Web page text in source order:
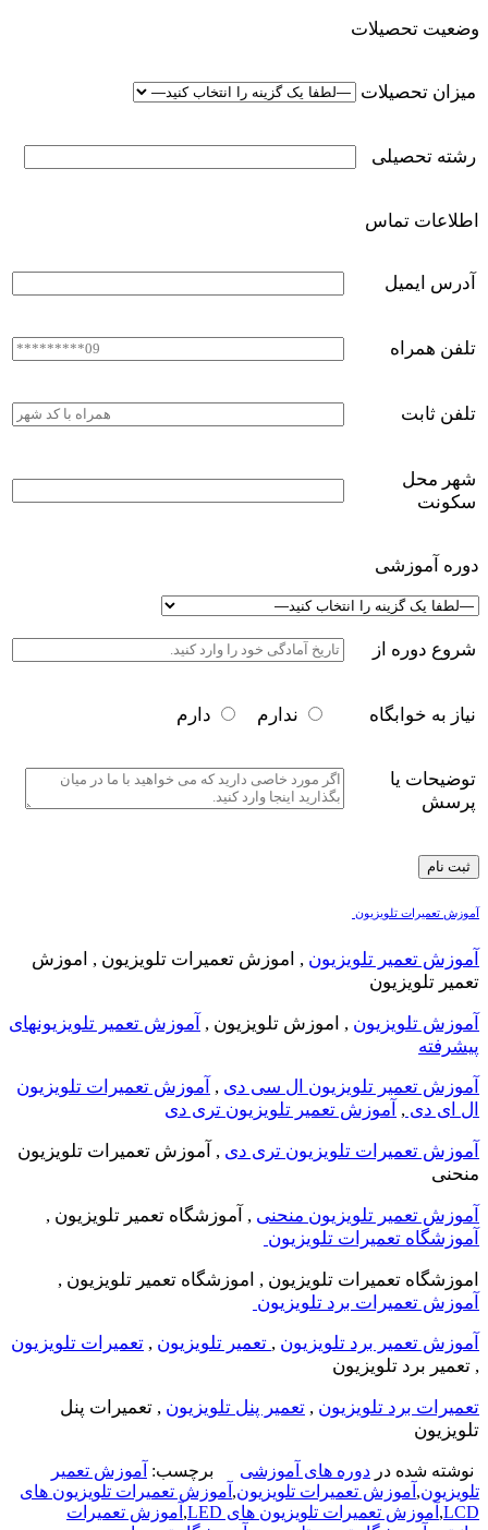
وضعیت تحصیلات
میزان تحصیلات
رشته تحصیلی
اطلاعات تماس
آدرس ایمیل
تلفن همراه
تلفن ثابت
شهر محل
سکونت
دوره آموزشی
شروع دوره از
نیاز به خوابگاه ندارم دارم
توضیحات یا
پرسش
آموزش تعمیرات تلویزیون
آموزش تعمیر تلویزیون , اموزش تعمیرات تلویزیون , اموزش
تعمیر تلویزیون
آموزش تلویزیون , اموزش تلویزیون , آموزش تعمیر تلویزیونهای
پیشرفته
آموزش تعمیر تلویزیون ال سی دی , آموزش تعمیرات تلویزیون
ال ای دی , آموزش تعمیر تلویزیون تری دی
آموزش تعمیرات تلویزیون تری دی , آموزش تعمیرات تلویزیون
منحنی
آموزش تعمیر تلویزیون منحنی , آموزشگاه تعمیر تلویزیون ,
آموزشگاه تعمیرات تلویزیون
اموزشگاه تعمیرات تلویزیون , اموزشگاه تعمیر تلویزیون ,
آموزش تعمیرات برد تلویزیون
آموزش تعمیر برد تلویزیون , تعمیر تلویزیون , تعمیرات تلویزیون
, تعمیر برد تلویزیون
تعمیرات برد تلویزیون , تعمیر پنل تلویزیون , تعمیرات پنل
تلویزیون
نوشته شده در دوره های آموزشی برچسب: آموزش تعمیر
تلویزیون, آموزش تعمیرات تلویزیون, آموزش تعمیرات تلویزیون های
LCD
, آموزش تعمیرات تلویزیون های LED , آموزش تعمیرات